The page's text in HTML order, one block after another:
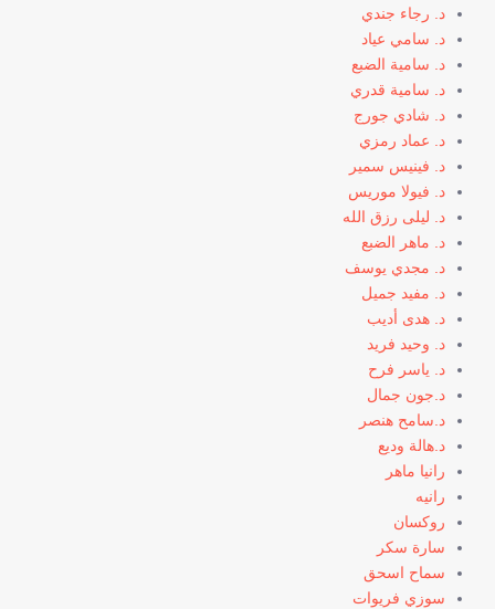
د. رجاء جندي
د. سامي عياد
د. سامية الضبع
د. سامية قدري
د. شادي جورج
د. عماد رمزي
د. فينيس سمير
د. فيولا موريس
د. ليلى رزق الله
د. ماهر الضبع
د. مجدي يوسف
د. مفيد جميل
د. هدى أديب
د. وحيد فريد
د. ياسر فرح
د.جون جمال
د.سامح هنصر
د.هالة وديع
رانيا ماهر
رانيه
روكسان
سارة سكر
سماح اسحق
سوزي فريوات